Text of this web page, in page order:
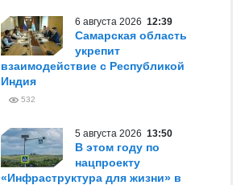
6 августа 2026 12:39
Самарская область
укрепит
взаимодействие с Республикой
Индия
532
5 августа 2026 13:50
В этом году по
нацпроекту
«Инфраструктура для жизни» в